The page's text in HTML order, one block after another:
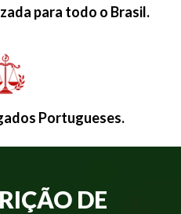
para todo o Brasil.
Portugueses.
DE